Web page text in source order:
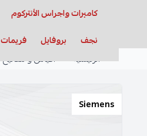
كاميرات واجراس الأنتركوم
نجف
بروفايل فريمات
الرئيسية
أفياش و مفاتيح
Siemens